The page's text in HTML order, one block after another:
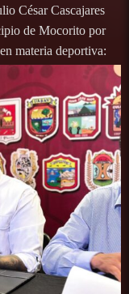
César Cascajares
de Mocorito por
materia deportiva: